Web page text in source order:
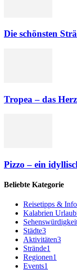
Die schönsten
Tropea – das
Pizzo – ein
Beliebte Kategorie
Reisetipps &
Kalabrien Urlaub
Städte3
Aktivitäten3
Strände1
Regionen1
Events1